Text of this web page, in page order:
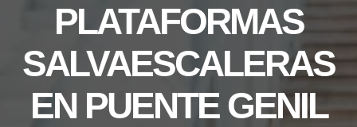
PLATAFORMAS
SALVAESCALERAS
EN PUENTE GENIL